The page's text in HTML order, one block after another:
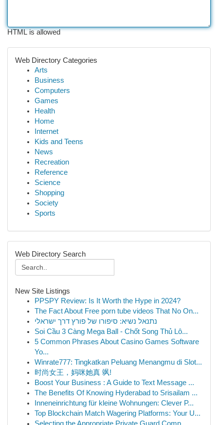
HTML is allowed
Web Directory Categories
Arts
Business
Computers
Games
Health
Home
Internet
Kids and Teens
News
Recreation
Reference
Science
Shopping
Society
Sports
Web Directory Search
New Site Listings
PPSPY Review: Is It Worth the Hype in 2024?
The Fact About Free porn tube videos That No On...
נתנאל נשיא: סיפורו של פורץ דרך ישראלי
Soi Cầu 3 Càng Mega Ball - Chốt Song Thủ Lô...
5 Common Phrases About Casino Games Software
Yo...
Winrate777: Tingkatkan Peluang Menangmu di Slot...
时尚女王，妈咪她真 飒!
Boost Your Business : A Guide to Text Message ...
The Benefits Of Knowing Hyderabad to Srisailam ...
Inneneinrichtung für kleine Wohnungen: Clever P...
Top Blockchain Match Wagering Platforms: Your U...